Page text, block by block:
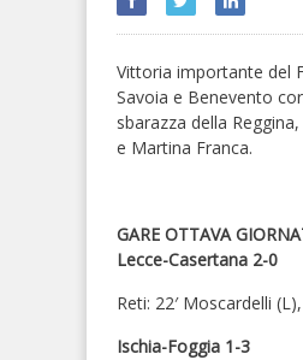
Vittoria importante del
Savoia e Benevento
sbarazza della
e Martina Franca.
GARE OTTAVA
Lecce-Casertana 2-0
Reti: 22′ Moscardelli
Ischia-Foggia 1-3